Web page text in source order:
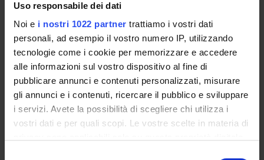
Uso responsabile dei dati
Noi e i nostri 1022 partner trattiamo i vostri dati
personali, ad esempio il vostro numero IP, utilizzando
tecnologie come i cookie per memorizzare e accedere
alle informazioni sul vostro dispositivo al fine di
pubblicare annunci e contenuti personalizzati, misurare
gli annunci e i contenuti, ricercare il pubblico e sviluppare
i servizi. Avete la possibilità di scegliere chi utilizza i
vostri dati e per quali scopi. Le vostre scelte in materia di
Exam calendar
Notices
Thesis and internship proposals
Governing bodies
Faculty staff
STUDYING